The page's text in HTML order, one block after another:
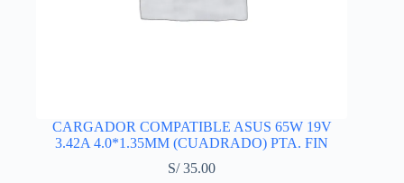
CARGADOR COMPATIBLE ASUS 65W 19V
3.42A 4.0*1.35MM (CUADRADO) PTA. FIN
S/35.00